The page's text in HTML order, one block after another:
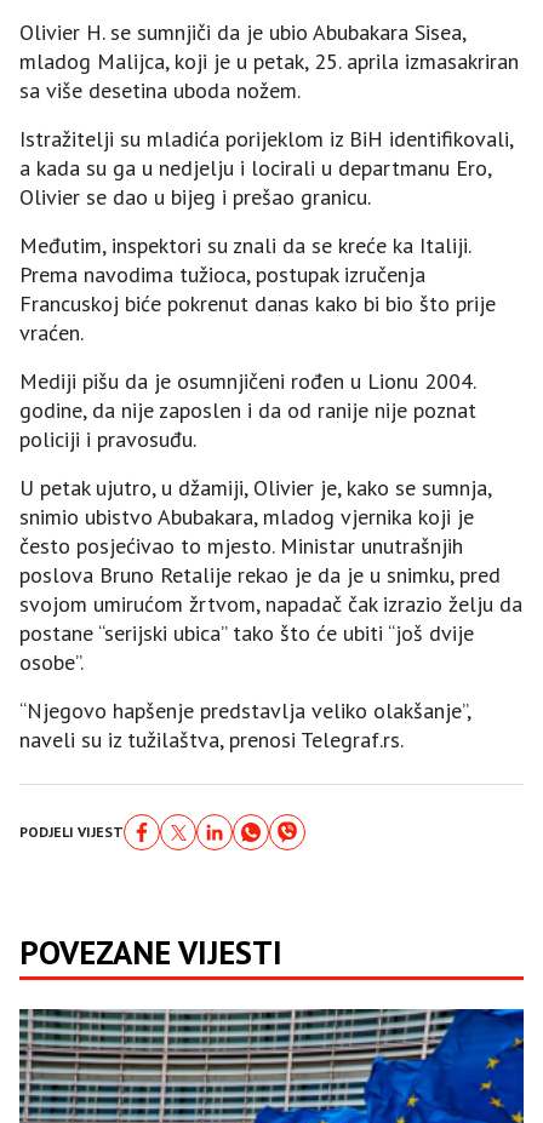
Olivier H. se sumnjiči da je ubio Abubakara Sisea,
mladog Malijca, koji je u petak, 25. aprila izmasakriran
sa više desetina uboda nožem.
Istražitelji su mladića porijeklom iz BiH identifikovali,
a kada su ga u nedjelju i locirali u departmanu Ero,
Olivier se dao u bijeg i prešao granicu.
Međutim, inspektori su znali da se kreće ka Italiji.
Prema navodima tužioca, postupak izručenja
Francuskoj biće pokrenut danas kako bi bio što prije
vraćen.
Mediji pišu da je osumnjičeni rođen u Lionu 2004.
godine, da nije zaposlen i da od ranije nije poznat
policiji i pravosuđu.
U petak ujutro, u džamiji, Olivier je, kako se sumnja,
snimio ubistvo Abubakara, mladog vjernika koji je
često posjećivao to mjesto. Ministar unutrašnjih
poslova Bruno Retalije rekao je da je u snimku, pred
svojom umirućom žrtvom, napadač čak izrazio želju da
postane “serijski ubica” tako što će ubiti “još dvije
osobe”.
“Njegovo hapšenje predstavlja veliko olakšanje”,
naveli su iz tužilaštva, prenosi Telegraf.rs.
PODJELI VIJEST
POVEZANE VIJESTI